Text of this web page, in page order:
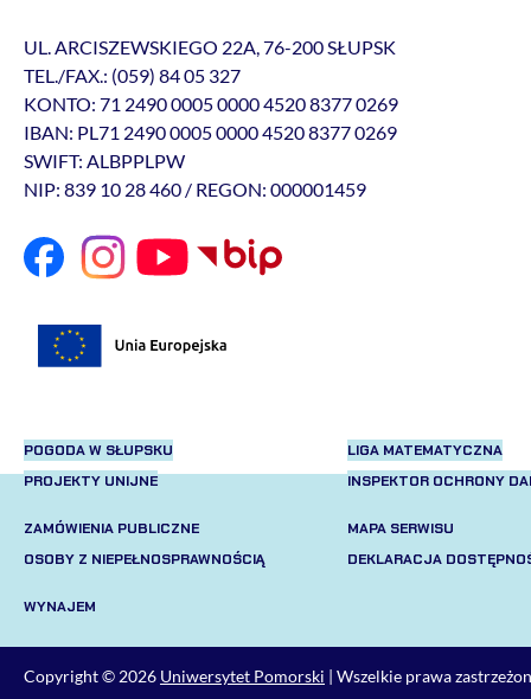
UL. ARCISZEWSKIEGO 22A, 76-200 SŁUPSK
TEL./FAX.: (059) 84 05 327
KONTO: 71 2490 0005 0000 4520 8377 0269
IBAN: PL71 2490 0005 0000 4520 8377 0269
SWIFT: ALBPPLPW
NIP: 839 10 28 460 / REGON: 000001459
POGODA W SŁUPSKU
PROJEKTY UNIJNE
LIGA MATEMATYCZNA
INSPEKTOR OCHRONY
ZAMÓWIENIA PUBLICZNE
OSOBY Z NIEPEŁNOSPRAWNOŚCIĄ
MAPA SERWISU
DEKLARACJA
WYNAJEM
Copyright © 2026 Uniwersytet Pomorski | Wszelkie prawa